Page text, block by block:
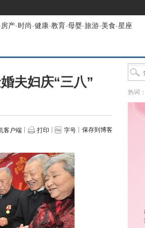
房产-时尚-健康-教育-母婴-旅游-美食-星座
夫妇庆“三八”
客户端 打印 字号 保存到博客
热词